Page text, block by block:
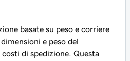
basate su peso e corriere
e peso del
di spedizione. Questa